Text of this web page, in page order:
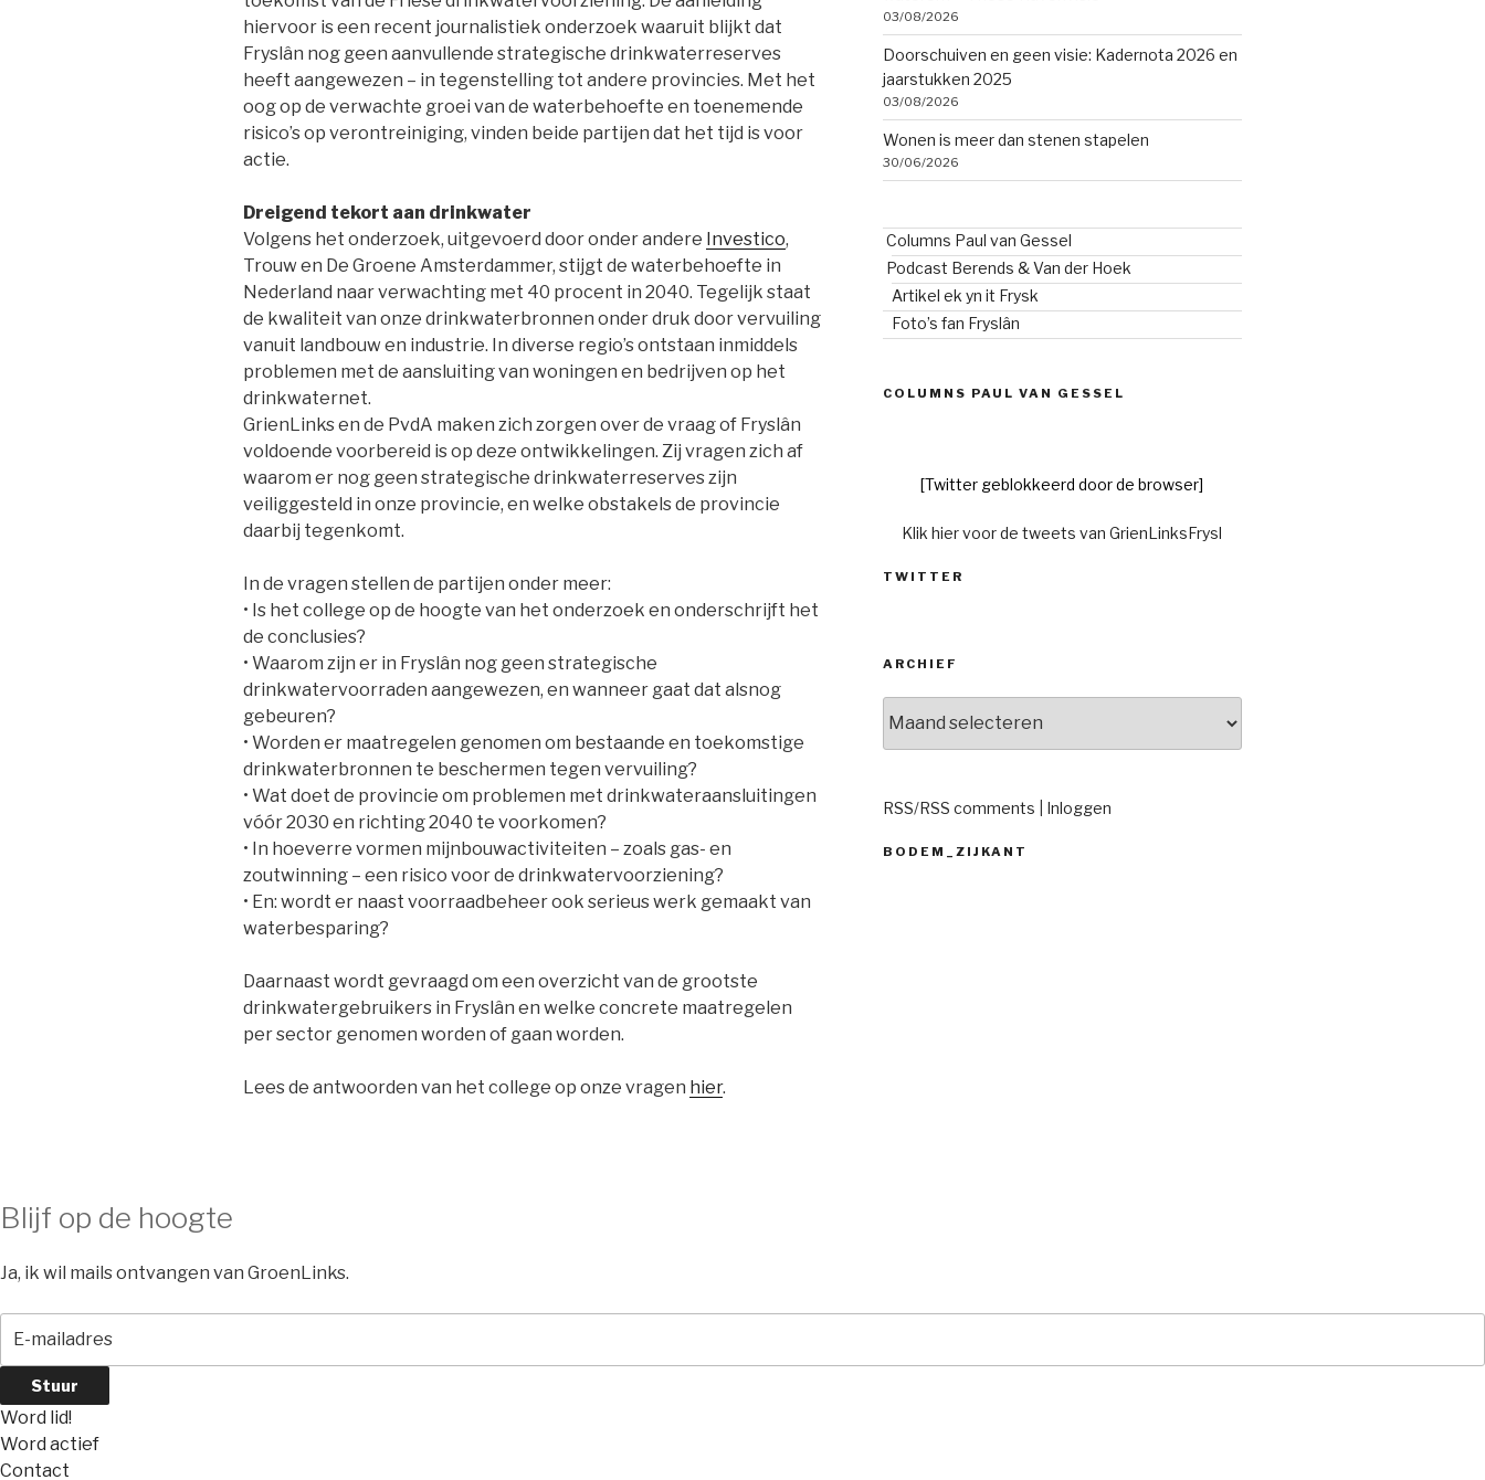
hiervoor is een recent journalistiek onderzoek waaruit blijkt dat
Fryslân nog geen aanvullende strategische drinkwaterreserves
heeft aangewezen – in tegenstelling tot andere provincies. Met het
oog op de verwachte groei van de waterbehoefte en toenemende
risico’s op verontreiniging, vinden beide partijen dat het tijd is voor
actie.
Dreigend tekort aan drinkwater
Volgens het onderzoek, uitgevoerd door onder andere Investico,
Trouw en De Groene Amsterdammer, stijgt de waterbehoefte in
Nederland naar verwachting met 40 procent in 2040. Tegelijk staat
de kwaliteit van onze drinkwaterbronnen onder druk door vervuiling
vanuit landbouw en industrie. In diverse regio’s ontstaan inmiddels
problemen met de aansluiting van woningen en bedrijven op het
drinkwaternet.
GrienLinks en de PvdA maken zich zorgen over de vraag of Fryslân
voldoende voorbereid is op deze ontwikkelingen. Zij vragen zich af
waarom er nog geen strategische drinkwaterreserves zijn
veiliggesteld in onze provincie, en welke obstakels de provincie
daarbij tegenkomt.
In de vragen stellen de partijen onder meer:
• Is het college op de hoogte van het onderzoek en onderschrijft het
de conclusies?
• Waarom zijn er in Fryslân nog geen strategische
drinkwatervoorraden aangewezen, en wanneer gaat dat alsnog
gebeuren?
• Worden er maatregelen genomen om bestaande en toekomstige
drinkwaterbronnen te beschermen tegen vervuiling?
• Wat doet de provincie om problemen met drinkwateraansluitingen
vóór 2030 en richting 2040 te voorkomen?
• In hoeverre vormen mijnbouwactiviteiten – zoals gas- en
zoutwinning – een risico voor de drinkwatervoorziening?
• En: wordt er naast voorraadbeheer ook serieus werk gemaakt van
waterbesparing?
Daarnaast wordt gevraagd om een overzicht van de grootste
drinkwatergebruikers in Fryslân en welke concrete maatregelen
per sector genomen worden of gaan worden.
Lees de antwoorden van het college op onze vragen hier.
03/08/2026
Doorschuiven en geen visie: Kadernota 2026 en
jaarstukken 2025
03/08/2026
Wonen is meer dan stenen stapelen
30/06/2026
Columns Paul van Gessel
Podcast Berends & Van der Hoek
Artikel ek yn it Frysk
Foto’s fan Fryslân
COLUMNS PAUL VAN GESSEL
[Twitter geblokkeerd door de browser]
Klik hier voor de tweets van GrienLinksFrysl
TWITTER
ARCHIEF
RSS/RSS comments Inloggen
BODEM_ZIJKANT
Blijf op de hoogte
Ja, ik wil mails ontvangen van GroenLinks.
Word lid!
Word actief
Contact